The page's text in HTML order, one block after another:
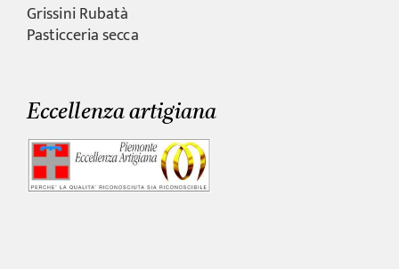
Grissini Rubatà
Pasticceria secca
Eccellenza artigiana